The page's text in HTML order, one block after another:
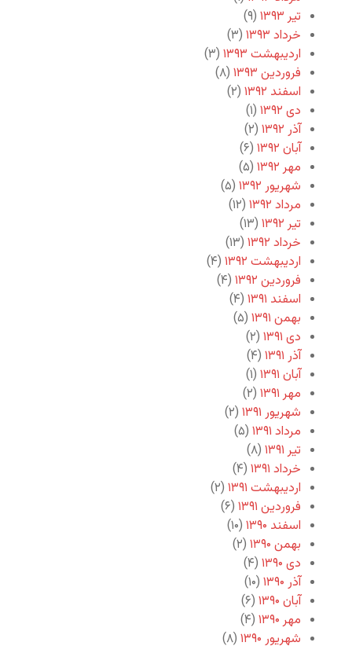
تیر ۱۳۹۳
(۹)
خرداد ۱۳۹۳
(۳)
اردیبهشت ۱۳۹۳
(۳)
فروردین ۱۳۹۳
(۸)
اسفند ۱۳۹۲
(۲)
دی ۱۳۹۲
(۱)
آذر ۱۳۹۲
(۲)
آبان ۱۳۹۲
(۶)
مهر ۱۳۹۲
(۵)
شهریور ۱۳۹۲
(۵)
مرداد ۱۳۹۲
(۱۲)
تیر ۱۳۹۲
(۱۳)
خرداد ۱۳۹۲
(۱۳)
اردیبهشت ۱۳۹۲
(۴)
فروردین ۱۳۹۲
(۴)
اسفند ۱۳۹۱
(۴)
بهمن ۱۳۹۱
(۵)
دی ۱۳۹۱
(۲)
آذر ۱۳۹۱
(۴)
آبان ۱۳۹۱
(۱)
مهر ۱۳۹۱
(۲)
شهریور ۱۳۹۱
(۲)
مرداد ۱۳۹۱
(۵)
تیر ۱۳۹۱
(۸)
خرداد ۱۳۹۱
(۴)
اردیبهشت ۱۳۹۱
(۲)
فروردین ۱۳۹۱
(۶)
اسفند ۱۳۹۰
(۱۰)
بهمن ۱۳۹۰
(۲)
دی ۱۳۹۰
(۴)
آذر ۱۳۹۰
(۱۰)
آبان ۱۳۹۰
(۶)
مهر ۱۳۹۰
(۴)
شهریور ۱۳۹۰
(۸)